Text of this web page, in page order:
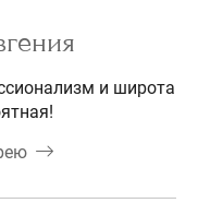
и широта